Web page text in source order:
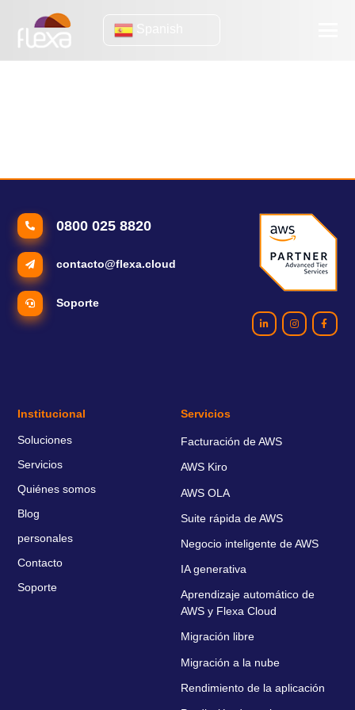
Spanish
0800 025 8820
contacto@flexa.cloud
Soporte
Institucional
Soluciones
Servicios
Quiénes somos
Blog
personales
Contacto
Soporte
Servicios
Facturación de AWS
AWS Kiro
AWS OLA
Suite rápida de AWS
Negocio inteligente de AWS
IA generativa
Aprendizaje automático de
AWS y Flexa Cloud
Migración libre
Migración a la nube
Rendimiento de la aplicación